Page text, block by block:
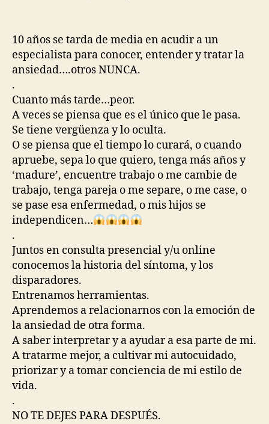
10 años se tarda de media en acudir a un
especialista para conocer, entender y tratar la
ansiedad….otros NUNCA.
.
Cuanto más tarde…peor.
A veces se piensa que es el único que le pasa.
Se tiene vergüenza y lo oculta.
O se piensa que el tiempo lo curará, o cuando
apruebe, sepa lo que quiero, tenga más años y
‘madure’, encuentre trabajo o me cambie de
trabajo, tenga pareja o me separe, o me case, o
se pase esa enfermedad, o mis hijos se
independicen…
.
Juntos en consulta presencial y/u online
conocemos la historia del síntoma, y los
disparadores.
Entrenamos herramientas.
Aprendemos a relacionarnos con la emoción de
la ansiedad de otra forma.
A saber interpretar y a ayudar a esa parte de mi.
A tratarme mejor, a cultivar mi autocuidado,
priorizar y a tomar conciencia de mi estilo de
vida.
.
NO TE DEJES PARA DESPUÉS.